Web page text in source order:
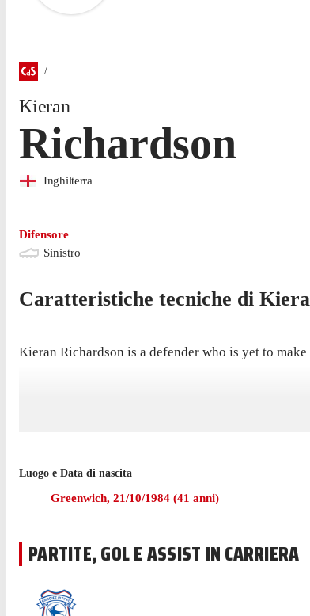
Kieran
Richardson
Inghilterra
Difensore
Sinistro
Caratteristiche tecniche di
Kieran Richardson is a defender who is yet to
Luogo e Data di nascita
Greenwich, 21/10/1984 (41 anni)
PARTITE, GOL E ASSIST IN CARRIERA